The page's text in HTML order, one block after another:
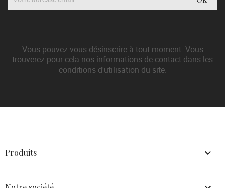
Vous pouvez vous désinscrire à tout moment. Vous
trouverez pour cela nos informations de contact dans les
conditions d'utilisation du site.
Produits 